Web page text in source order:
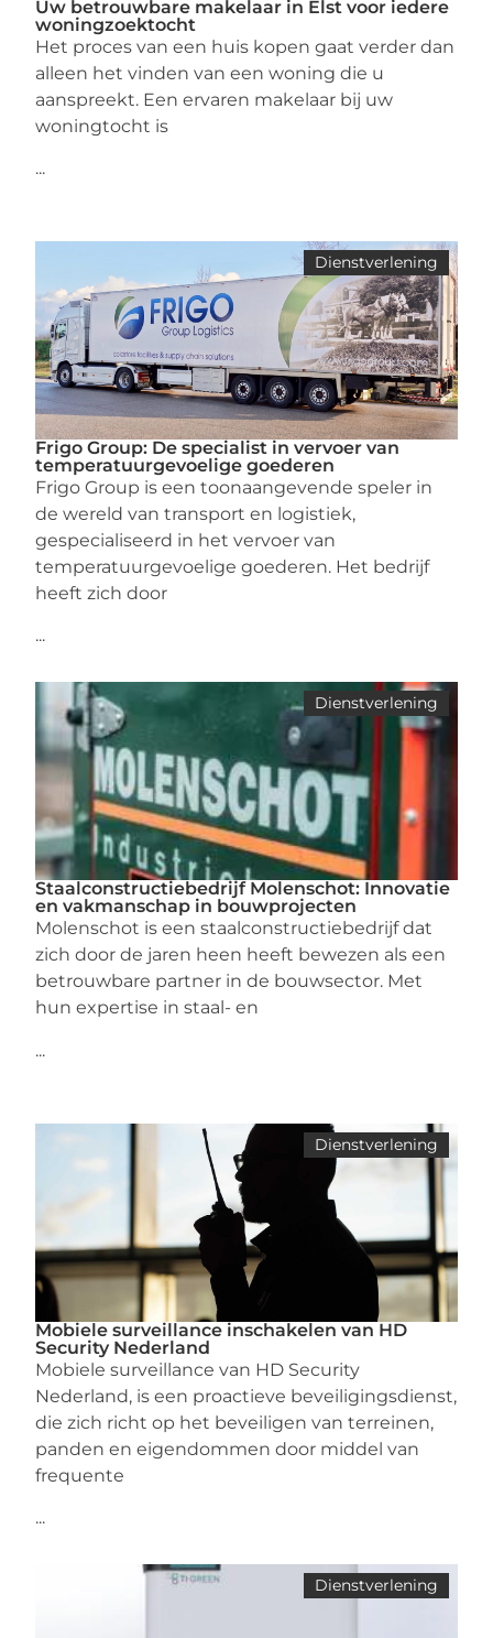
Uw betrouwbare makelaar in Elst voor iedere
woningzoektocht
Het proces van een huis kopen gaat verder dan
alleen het vinden van een woning die u
aanspreekt. Een ervaren makelaar bij uw
woningtocht is
...
Dienstverlening
Frigo Group: De specialist in vervoer van
temperatuurgevoelige goederen
Frigo Group is een toonaangevende speler in
de wereld van transport en logistiek,
gespecialiseerd in het vervoer van
temperatuurgevoelige goederen. Het bedrijf
heeft zich door
...
Dienstverlening
Staalconstructiebedrijf Molenschot: Innovatie
en vakmanschap in bouwprojecten
Molenschot is een staalconstructiebedrijf dat
zich door de jaren heen heeft bewezen als een
betrouwbare partner in de bouwsector. Met
hun expertise in staal- en
...
Dienstverlening
Mobiele surveillance inschakelen van HD
Security Nederland
Mobiele surveillance van HD Security
Nederland, is een proactieve beveiligingsdienst,
die zich richt op het beveiligen van terreinen,
panden en eigendommen door middel van
frequente
...
Dienstverlening